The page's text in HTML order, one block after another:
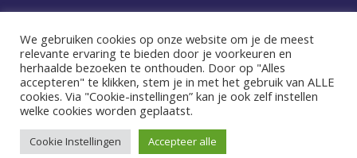
facebook instagram
© 2026 Sultana. Dat voelt goed.
We gebruiken cookies op onze website om je de meest
relevante ervaring te bieden door je voorkeuren en
herhaalde bezoeken te onthouden. Door op "Alles
accepteren" te klikken, stem je in met het gebruik van ALLE
cookies. Via "Cookie-instellingen” kan je ook zelf instellen
welke cookies worden geplaatst.
Cookie Instellingen Accepteer alle